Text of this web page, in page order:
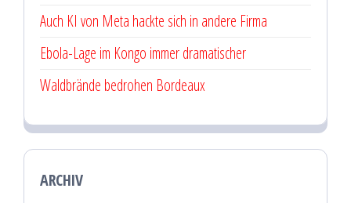
Auch KI von Meta hackte sich in andere Firma
Ebola-Lage im Kongo immer dramatischer
Waldbrände bedrohen Bordeaux
ARCHIV